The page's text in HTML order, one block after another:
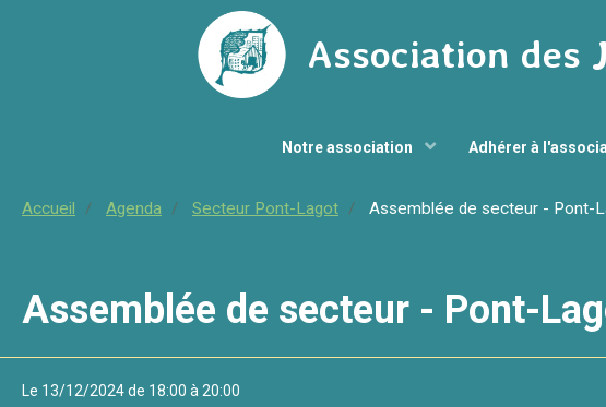
Association des
Notre association Adhérer à
Accueil Agenda Secteur Pont-Lagot Assemblée de secteur - Pont-
Assemblée de secteur - Pont-
Le 13/12/2024de 18:00 à 20:00